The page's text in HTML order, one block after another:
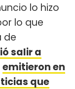
lo hizo
lo que
de
salir a
emitieron en
que